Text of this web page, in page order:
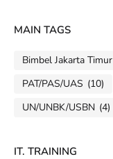
MAIN TAGS
Bimbel Jakarta Timur
PAT/PAS/UAS (10)
UN/UNBK/USBN (4)
IT. TRAINING